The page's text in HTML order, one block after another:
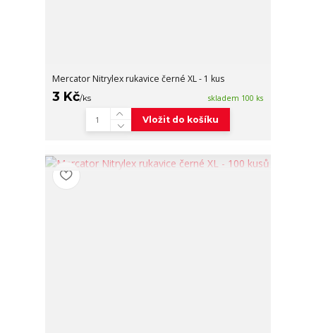
Mercator Nitrylex rukavice černé XL - 1 kus
3 Kč/ks skladem 100 ks
Vložit do košíku